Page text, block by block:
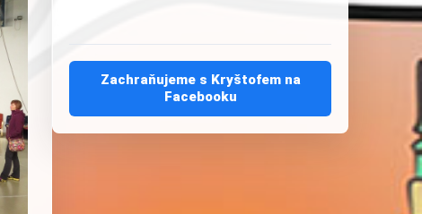
Zachraňujeme s Kryštofem na
Facebooku